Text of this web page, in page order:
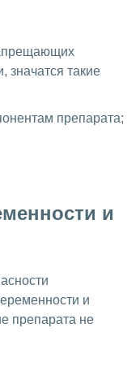
значатся такие
препарата;
и
и
препарата не